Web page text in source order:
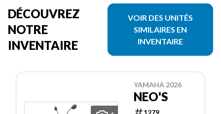
DÉCOUVREZ
NOTRE
INVENTAIRE
VOIR DES UNITÉS
SIMILAIRES EN
INVENTAIRE
YAMAHA 2026
NEO'S